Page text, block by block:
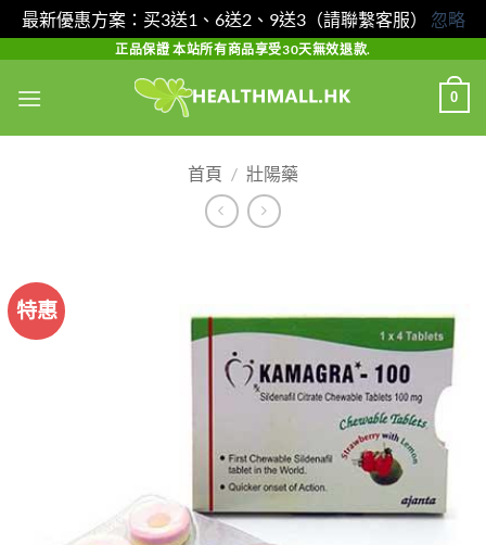
最新優惠方案：买3送1、6送2、9送3（請聯繫客服） 忽略
content
正品保證 本站所有商品享受30天無效退款.
0
首頁 / 壯陽藥
特惠